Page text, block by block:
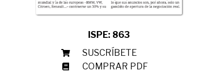
ISPE: 863
SUSCRÍBETE
COMPRAR PDF